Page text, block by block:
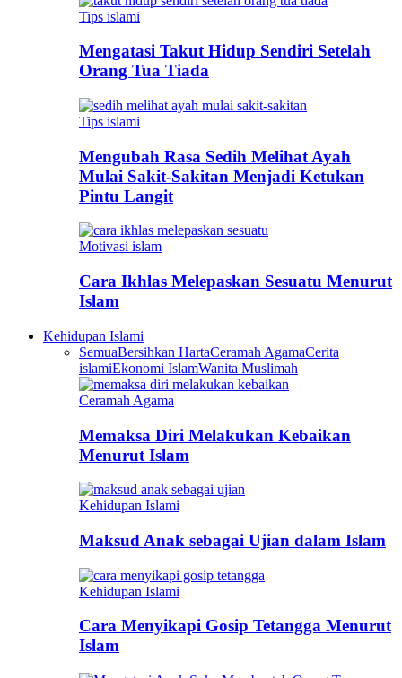
Tips islami
Mengatasi Takut Hidup Sendiri Setelah
Orang Tua Tiada
Tips islami
Mengubah Rasa Sedih Melihat Ayah
Mulai Sakit-Sakitan Menjadi Ketukan
Pintu Langit
Motivasi islam
Cara Ikhlas Melepaskan Sesuatu Menurut
Islam
Kehidupan Islami
SemuaBersihkan HartaCeramah AgamaCerita
islamiEkonomi IslamWanita Muslimah
Ceramah Agama
Memaksa Diri Melakukan Kebaikan
Menurut Islam
Kehidupan Islami
Maksud Anak sebagai Ujian dalam Islam
Kehidupan Islami
Cara Menyikapi Gosip Tetangga Menurut
Islam